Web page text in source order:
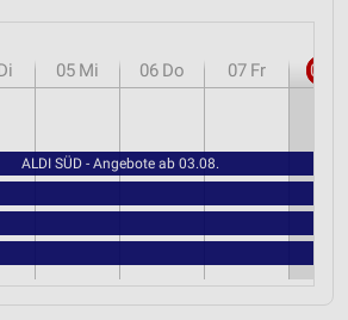
05 Mi 06 Do 07 Fr 08
ALDI SÜD - Angebote ab 03.08.